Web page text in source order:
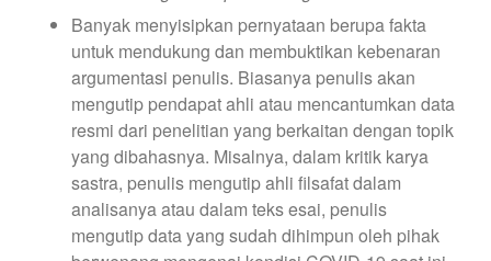
Banyak menyisipkan pernyataan berupa fakta
untuk mendukung dan membuktikan kebenaran
argumentasi penulis. Biasanya penulis akan
mengutip pendapat ahli atau mencantumkan data
resmi dari penelitian yang berkaitan dengan topik
yang dibahasnya. Misalnya, dalam kritik karya
sastra, penulis mengutip ahli filsafat dalam
analisanya atau dalam teks esai, penulis
mengutip data yang sudah dihimpun oleh pihak